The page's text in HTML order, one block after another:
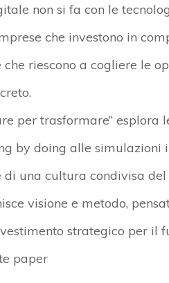
non si fa con le
che investono in
riescono a cogliere le
per trasformare” esplora
by doing alle simulazioni
una cultura condivisa
visione e metodo,
strategico per il
paper